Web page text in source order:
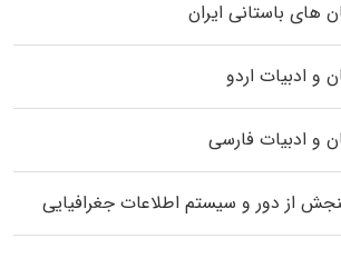
های باستانی ایران
و ادبیات اردو
و ادبیات فارسی
از دور و سیستم اطلاعات جغرافیایی